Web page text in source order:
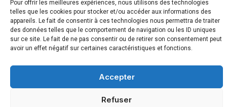
Pour offrir les meilleures expériences, nous utilisons des technologies
telles que les cookies pour stocker et/ou accéder aux informations des
appareils. Le fait de consentir à ces technologies nous permettra de traiter
des données telles que le comportement de navigation ou les ID uniques
sur ce site. Le fait de ne pas consentir ou de retirer son consentement peut
avoir un effet négatif sur certaines caractéristiques et fonctions.
Accepter
Refuser
Chatbots .
DATA Viz .
BI .
AI[ML,DL] .
Technologie des véhicules électriques